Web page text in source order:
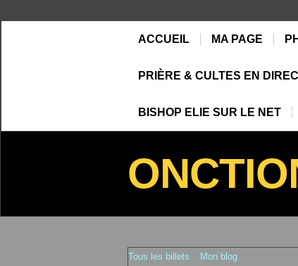
ACCUEIL MA PAGE
PRIÈRE & CULTES EN DIREC
BISHOP ELIE SUR LE NET
Tous les billets Mon blog